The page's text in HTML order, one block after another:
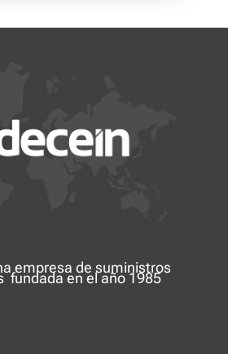
empresa de suministros
fundada en el año 1985